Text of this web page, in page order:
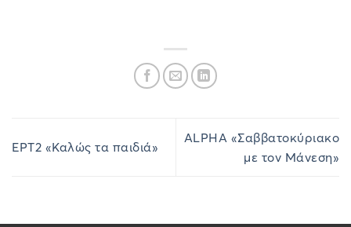
ΕΡΤ2 «Καλώς τα παιδιά»
ALPHA «Σαββατοκύριακο
με τον Μάνεση»